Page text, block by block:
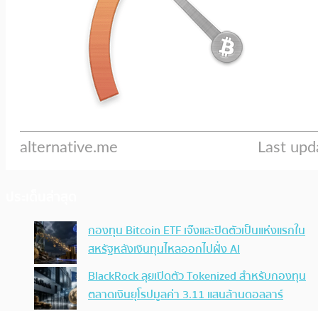
กองทุน Bitcoin ETF เจ๊งและปิดตัวเป็นแห่งแรกใน
สหรัฐหลังเงินทุนไหลออกไปฝั่ง AI
BlackRock ลุยเปิดตัว Tokenized สำหรับกองทุน
ตลาดเงินยุโรปมูลค่า 3.11 แสนล้านดอลลาร์